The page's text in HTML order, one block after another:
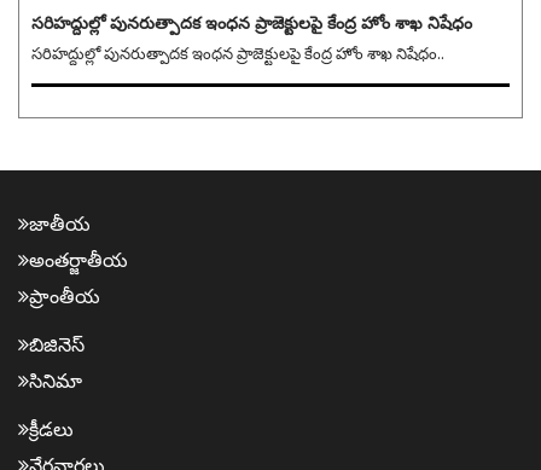
సరిహద్దుల్లో పునరుత్పాదక ఇంధన ప్రాజెక్టులపై కేంద్ర హోం శాఖ నిషేధం
సరిహద్దుల్లో పునరుత్పాదక ఇంధన ప్రాజెక్టులపై కేంద్ర హోం శాఖ నిషేధం..
జాతీయ
అంత‌ర్జాతీయ
ప్రాంతీయ‌
బిజినెస్
సినిమా
క్రీడ‌లు